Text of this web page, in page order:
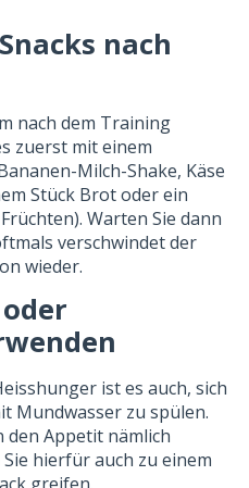
nach
nach dem Training
zuerst mit einem
Milch-Shake, Käse
Stück Brot oder ein
Warten Sie dann
verschwindet der
wieder.
ist es auch, sich
Mundwasser zu spülen.
den Appetit nämlich
hierfür auch zu einem